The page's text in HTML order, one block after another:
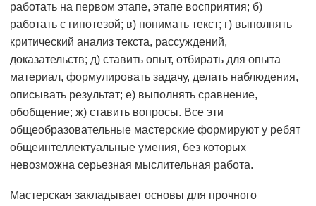
работать на первом этапе, этапе восприятия; б)
работать с гипотезой; в) понимать текст; г) выполнять
критический анализ текста, рассуждений,
доказательств; д) ставить опыт, отбирать для опыта
материал, формулировать задачу, делать наблюдения,
описывать результат; е) выполнять сравнение,
обобщение; ж) ставить вопросы. Все эти
общеобразовательные мастерские формируют у ребят
общеинтеллектуальные умения, без которых
невозможна серьезная мыслительная работа.
Мастерская закладывает основы для прочного